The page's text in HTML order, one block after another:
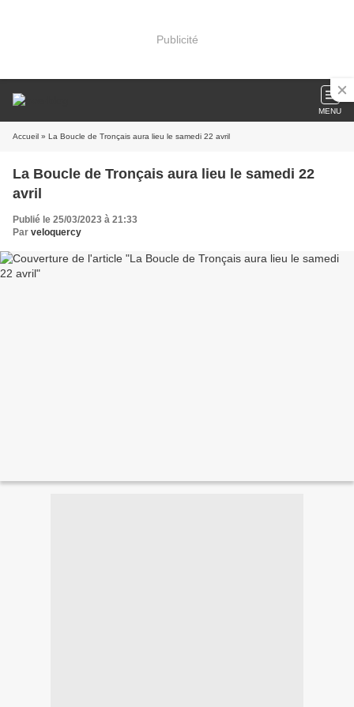
Publicité
MENU
Accueil » La Boucle de Tronçais aura lieu le samedi 22 avril
La Boucle de Tronçais aura lieu le samedi 22
avril
Publié le 25/03/2023 à 21:33
Par veloquercy